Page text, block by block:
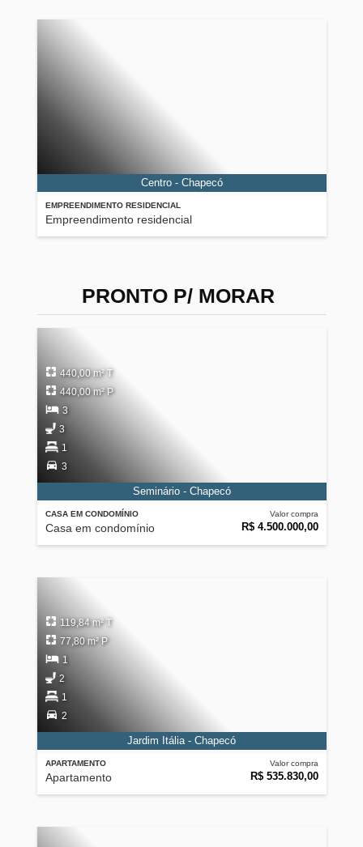
EMPREENDIMENTO RESIDENCIAL
Empreendimento residencial
Centro - Chapecó
PRONTO P/ MORAR
CASA EM CONDOMÍNIO
Casa em condomínio
Valor compra
R$ 4.500.000,00
440,00 m² T
440,00 m² P
3
3
1
3
Seminário - Chapecó
APARTAMENTO
Apartamento
Valor compra
R$ 535.830,00
119,84 m² T
77,80 m² P
1
2
1
2
Jardim Itália - Chapecó